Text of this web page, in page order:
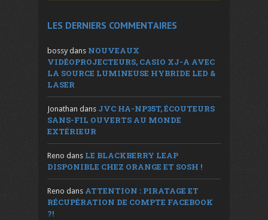
LES DERNIERS COMMENTAIRES
bossy dans NOUVEAUX
VIDÉOPROJECTEURS, CASIO XJ-A AVEC
LA SOURCE LUMINEUSE HYBRIDE LED &
LASER
Jonathan dans JVC HA-NP35T, ÉCOUTEURS
SANS-FIL OUVERTS AU MONDE
EXTÉRIEUR
Reno dans LE BLACKBERRY LEAP
DISPONIBLE CHEZ ORANGE ET SOSH !
Reno dans ATTENTION : PIRATAGE ET
RÉCUPÉRATION DE COMPTE FACEBOOK
?!